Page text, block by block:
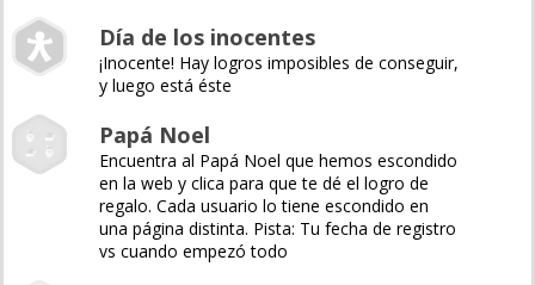
Día de los inocentes
¡Inocente! Hay logros imposibles de conseguir,
y luego está éste
Papá Noel
Encuentra al Papá Noel que hemos escondido
en la web y clica para que te dé el logro de
regalo. Cada usuario lo tiene escondido en
una página distinta. Pista: Tu fecha de registro
vs cuando empezó todo